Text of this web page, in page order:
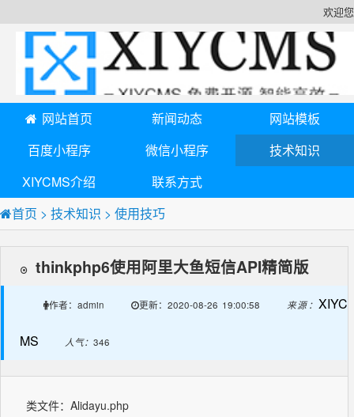
欢迎您
网站首页 新闻动态
网站模板
百度小程序
微信小程序
技术知识
XIYCMS介绍
联系方式
首页 > 技术知识 > 使用技巧
thinkphp6使用阿里大鱼短信API精简版
作者： admin 更新：2020-08-26 19:00:58 来源： XIYC
MS 人气： 346
类文件：Alidayu.php